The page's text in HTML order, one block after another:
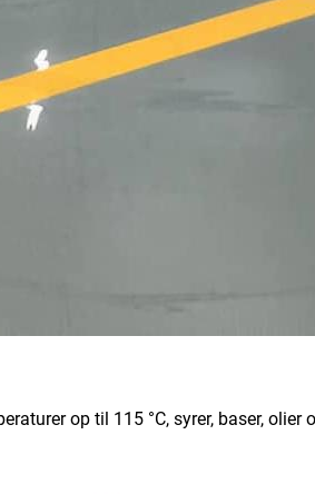
op til 115 °C, syrer, baser, olier